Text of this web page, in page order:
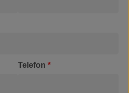
Telefon *